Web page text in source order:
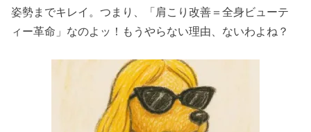
姿勢までキレイ。つまり、「肩こり改善＝全身ビューテ
ィー革命」なのよッ！もうやらない理由、ないわよね？